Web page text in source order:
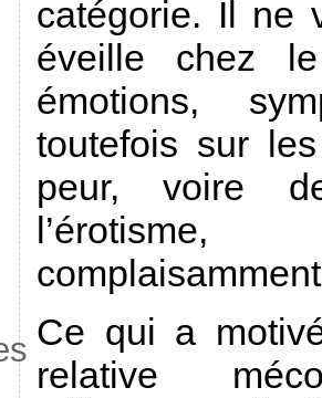
catégorie. Il ne
éveille chez
émotions,
toutefois sur
peur, voire
Ce qui a
relative